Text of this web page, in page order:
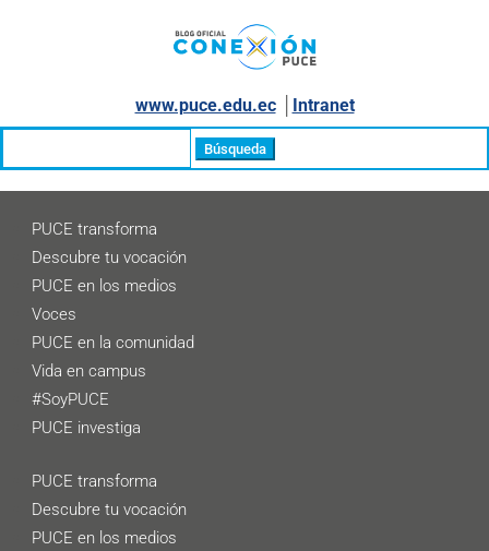
www.puce.edu.ec│ Intranet
PUCE transforma
Descubre tu vocación
PUCE en los medios
Voces
PUCE en la comunidad
Vida en campus
#SoyPUCE
PUCE investiga
PUCE transforma
Descubre tu vocación
PUCE en los medios